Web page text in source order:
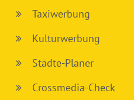
Taxiwerbung
Kulturwerbung
Städte-Planer
Crossmedia-Check